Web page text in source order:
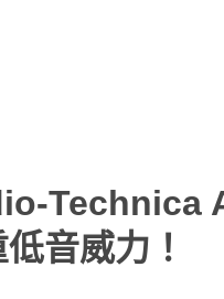
Technica
音威力！